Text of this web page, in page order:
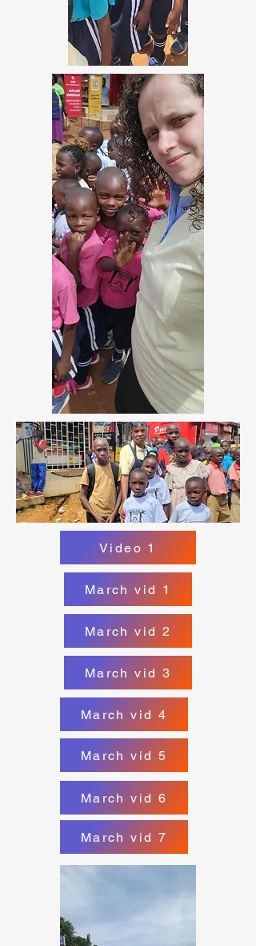
Video 1
March vid 1
March vid 2
March vid 3
March vid 4
March vid 5
March vid 6
March vid 7